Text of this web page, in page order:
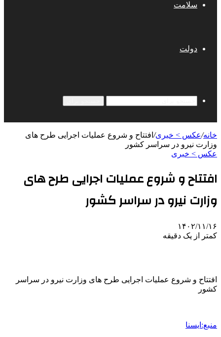
سلامت
دولت
خانه/عکس > خبری/ افتتاح و شروع عملیات اجرایی طرح‌ های
وزارت نیرو در سراسر کشور
عکس > خبری
افتتاح و شروع عملیات اجرایی طرح‌ های
وزارت نیرو در سراسر کشور
۱۴۰۲/۱۱/۱۶
کمتر از یک دقیقه
افتتاح و شروع عملیات اجرایی طرح‌ های وزارت نیرو در سراسر
کشور
منبع:ایسنا